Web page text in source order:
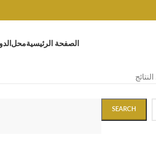
الصفحة الرئيسيةمحل
SEARCH